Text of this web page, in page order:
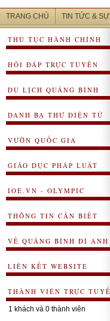
TRANG CHỦ TIN TỨC & SỰ
THỦ TỤC HÀNH CHÍNH
HỎI ĐÁP TRỰC TUYẾN
DU LỊCH QUẢNG BÌNH
DANH BẠ THƯ ĐIỆN TỬ
VƯỜN QUỐC GIA
GIÁO DỤC PHÁP LUẬT
IOE.VN - OLYMPIC
THÔNG TIN CẦN BIẾT
VỀ QUẢNG BÌNH ĐI ANH
LIÊN KẾT WEBSITE
THÀNH VIÊN TRỰC
1 khách và 0 thành viên